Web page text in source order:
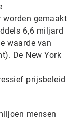
worden gemaakt
6,6 miljard
waarde van
De New York
prijsbeleid
mensen